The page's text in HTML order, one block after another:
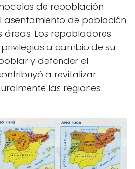
de repoblación
de población
áreas. Los repobladores
a cambio de su
y defender el
a revitalizar
las regiones